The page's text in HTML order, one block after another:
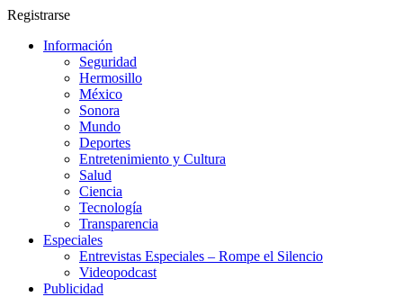
Registrarse
Información
Seguridad
Hermosillo
México
Sonora
Mundo
Deportes
Entretenimiento y Cultura
Salud
Ciencia
Tecnología
Transparencia
Especiales
Entrevistas Especiales – Rompe el Silencio
Videopodcast
Publicidad